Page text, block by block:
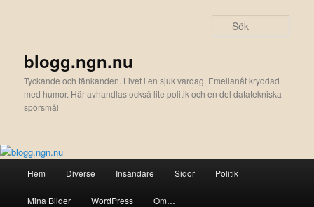
blogg.ngn.nu
Tyckande och tänkanden. Livet i en sjuk vardag. Emellanåt kryddad
med humor. Här avhandlas också lite politik och en del datatekniska
spörsmål
Hem Diverse Insändare Sidor Politik
Mina Bilder WordPress Om…